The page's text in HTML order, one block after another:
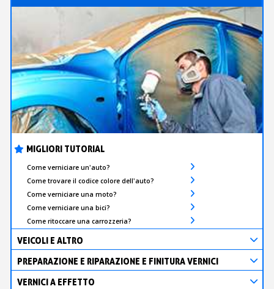
MIGLIORI TUTORIAL
Come verniciare un'auto?
Come trovare il codice colore dell'auto?
Come verniciare una moto?
Come verniciare una bici?
Come ritoccare una carrozzeria?
VEICOLI E ALTRO
PREPARAZIONE E RIPARAZIONE E FINITURA VERNICI
VERNICI A EFFETTO